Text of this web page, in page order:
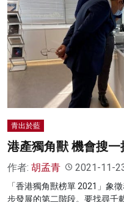
青出於藍
港產獨角獸 機會搜一
作者: 胡孟青 2021-11-
「香港獨角獸榜單 2021」象
步發展的第二階段。要找尋千